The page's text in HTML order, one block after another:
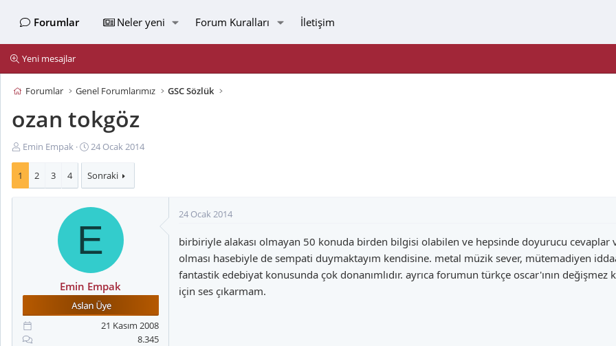
Forumlar Neler yeni Forum Kuralları İletişim
Yeni mesajlar
Forumlar Genel Forumlarımız GSC Sözlük
ozan tokgöz
K
o
u
t
n
Emin Empak
B
ş
l
g
ı
ç
t
a
r
i
24 Ocak 2014
1 2 3 4 Sonraki
E
Emin Empak
21 Kasım 2008
8.345
24 Ocak 2014
birbiriyle alakası olmayan 50 konuda birden bilgisi olabilen ve hepsinde doyurucu
olması hasebiyle de sempati duymaktayım kendisine. metal müzik sever, mütemadiyen
fantastik edebiyat konusunda çok donanımlıdır. ayrıca forumun türkçe oscar'ının
için ses çıkarmam.